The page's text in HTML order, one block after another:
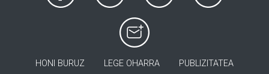
HONI BURUZ LEGE OHARRA PUBLIZITATEA